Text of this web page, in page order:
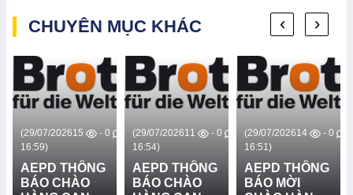
CHUYÊN MỤC KHÁC
(29/07/2026
16:59)
15 - 0
AEPD THÔNG
BÁO CHÀO
(29/07/2026
16:54)
11 - 0
AEPD THÔNG
BÁO CHÀO
(29/07/2026
16:51)
14 - 0
AEPD THÔNG
BÁO MỜI
‹ ›